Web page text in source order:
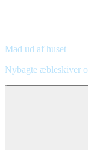
Mad ud af huset
Nybagte æbleskiver